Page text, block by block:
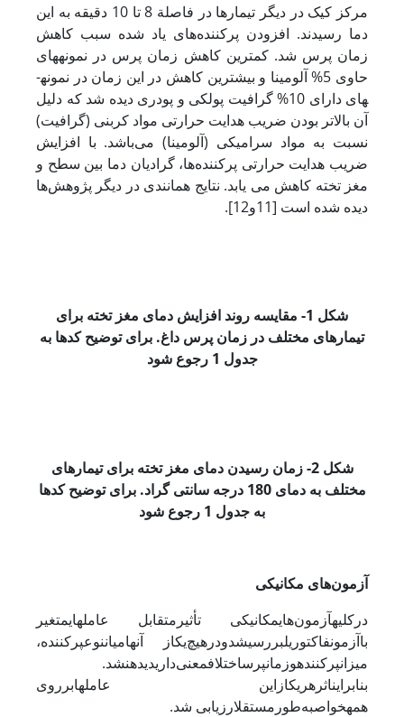
مرکز کیک در دیگر تیمارها در فاصلة 8 تا 10 دقیقه به این
دما رسیدند. افزودن پرکننده‌های یاد شده سبب کاهش
زمان پرس شد. کمترین کاهش زمان پرس در نمونه­های
حاوی 5% آلومینا و بیشترین کاهش در این زمان در نمونه­
های دارای 10% گرافیت پولکی و پودری دیده شد که دلیل
آن بالاتر بودن ضریب هدایت حرارتی مواد کربنی (گرافیت)
نسبت به مواد سرامیکی (آلومینا) می‌باشد. با افزایش
ضریب هدایت حرارتی پرکننده‌ها، گرادیان دما بین سطح و
مغز تخته کاهش می یابد. نتایج همانندی در دیگر پژوهش‌ها
دیده شده است [11و12].
شکل 1- مقایسه روند افزایش دمای مغز تخته برای
تیمارهای مختلف در زمان پرس داغ. برای توضیح کدها به
جدول 1 رجوع شود
شکل 2- زمان رسیدن دمای مغز تخته برای تیمارهای
مختلف به دمای 180 درجه سانتی گراد. برای توضیح کدها
به جدول 1 رجوع شود
آزمون‌های مکانیکی
در کلیهآزمون‌هایمکانیکی تأثیر متقابل عامل­هایمتغیر
باآزمونفاکتوریلبررسیشدودر هیچ‌یکاز آنهامیاننوعپرکننده،
میزانپرکنندهوزمانپرساختلافمعنی‌داریدیدهنشد.
بنابرایناثر هریکاز این عامل­هابر روی
همهخواصبه‌طور مستقلارزیابی شد.